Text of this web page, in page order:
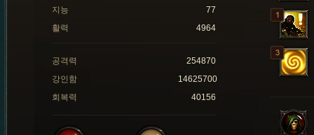
지능
77
활력
4964
공격력
254870
강인함
14625700
회복력
40156